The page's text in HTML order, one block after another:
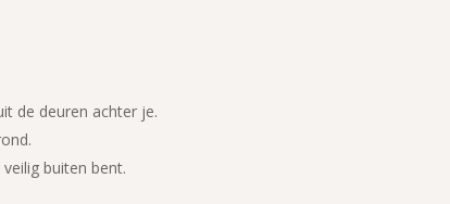
de deuren achter je.
buiten bent.